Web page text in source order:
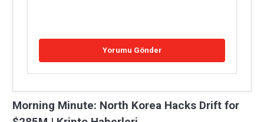
Morning Minute: North Korea Hacks Drift for